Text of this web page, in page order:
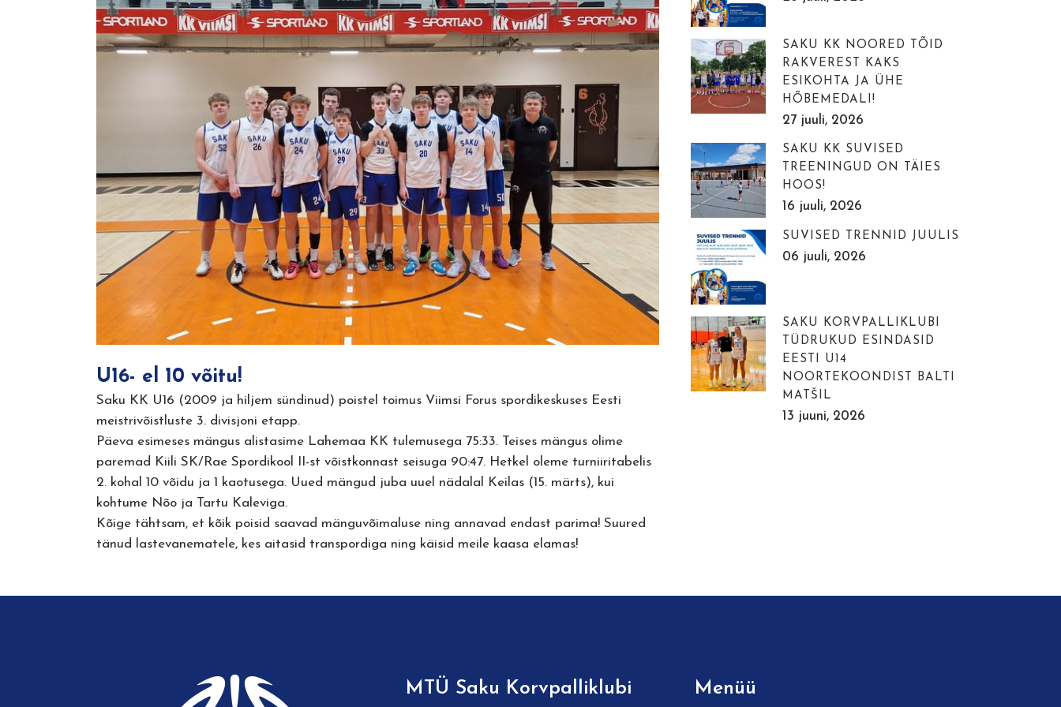
U16- el 10 võitu!
Saku KK U16 (2009 ja hiljem sündinud) poistel toimus Viimsi Forus spordikeskuses Eesti
meistrivõistluste 3. divisjoni etapp.
Päeva esimeses mängus alistasime Lahemaa KK tulemusega 75:33. Teises mängus olime
paremad Kiili SK/Rae Spordikool II-st võistkonnast seisuga 90:47. Hetkel oleme turniiritabelis
2. kohal 10 võidu ja 1 kaotusega. Uued mängud juba uuel nädalal Keilas (15. märts), kui
kohtume Nõo ja Tartu Kaleviga.
Kõige tähtsam, et kõik poisid saavad mänguvõimaluse ning annavad endast parima! Suured
tänud lastevanematele, kes aitasid transpordiga ning käisid meile kaasa elamas!
SAKU KK NOORED TÕID
RAKVEREST KAKS
ESIKOHTA JA ÜHE
HÕBEMEDALI!
27 juuli, 2026
SAKU KK SUVISED
TREENINGUD ON TÄIES
HOOS!
16 juuli, 2026
SUVISED TRENNID JUULIS
06 juuli, 2026
SAKU KORVPALLIKLUBI
TÜDRUKUD ESINDASID
EESTI U14
NOORTEKOONDIST BALTI
MATŠIL
13 juuni, 2026
MTÜ Saku Korvpalliklubi Menüü